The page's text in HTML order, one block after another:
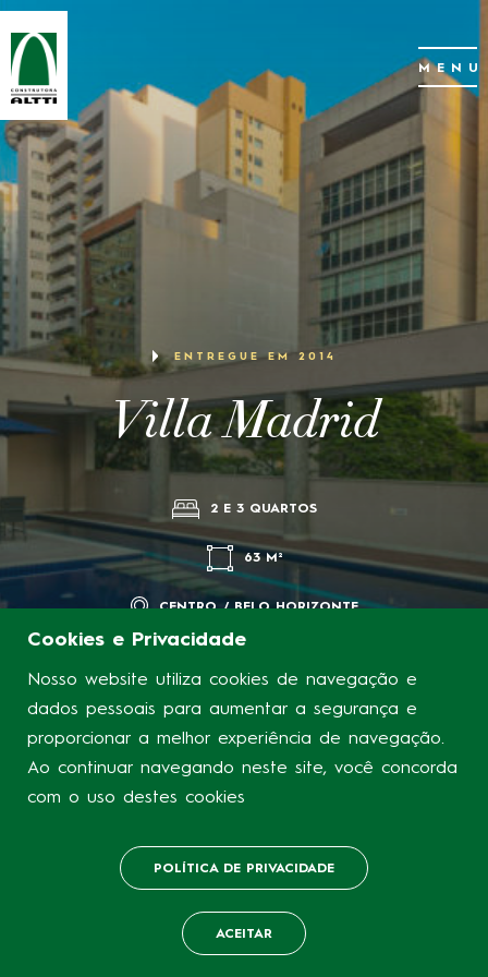
Cookies e Privacidade
Nosso website utiliza cookies de navegação e
dados pessoais para aumentar a segurança e
proporcionar a melhor experiência de navegação.
Ao continuar navegando neste site, você concorda
com o uso destes cookies
POLÍTICA DE PRIVACIDADE
ACEITAR
MENU
ENTREGUE EM 2014
Villa Madrid
2 E 3 QUARTOS
63 M²
CENTRO / BELO HORIZONTE
QUERO CONHECER